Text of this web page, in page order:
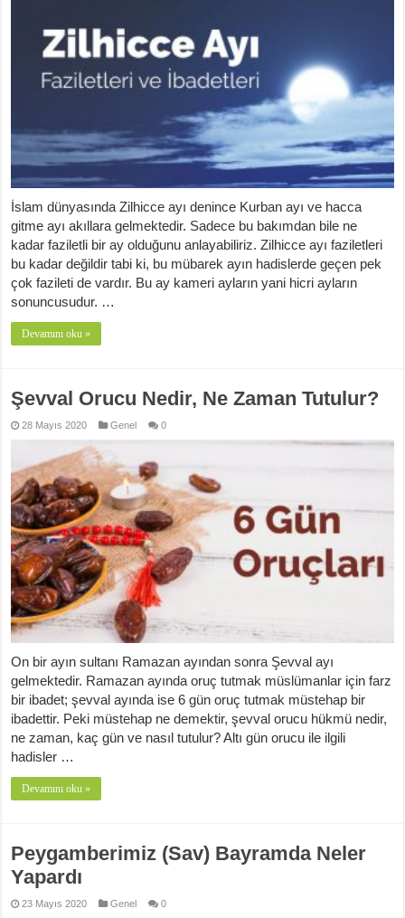
İslam dünyasında Zilhicce ayı denince Kurban ayı ve hacca
gitme ayı akıllara gelmektedir. Sadece bu bakımdan bile ne
kadar faziletli bir ay olduğunu anlayabiliriz. Zilhicce ayı faziletleri
bu kadar değildir tabi ki, bu mübarek ayın hadislerde geçen pek
çok fazileti de vardır. Bu ay kameri ayların yani hicri ayların
sonuncusudur. …
Devamını oku »
Şevval Orucu Nedir, Ne Zaman Tutulur?
28 Mayıs 2020 Genel 0
On bir ayın sultanı Ramazan ayından sonra Şevval ayı
gelmektedir. Ramazan ayında oruç tutmak müslümanlar için farz
bir ibadet; şevval ayında ise 6 gün oruç tutmak müstehap bir
ibadettir. Peki müstehap ne demektir, şevval orucu hükmü nedir,
ne zaman, kaç gün ve nasıl tutulur? Altı gün orucu ile ilgili
hadisler …
Devamını oku »
Peygamberimiz (Sav) Bayramda Neler
Yapardı
23 Mayıs 2020 Genel 0